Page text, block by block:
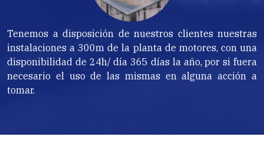
Tenemos a disposición de nuestros clientes nuestras
instalaciones a 300m de la planta de motores, con una
disponibilidad de 24h/ día 365 días la año, por si fuera
necesario el uso de las mismas en alguna acción a
tomar.